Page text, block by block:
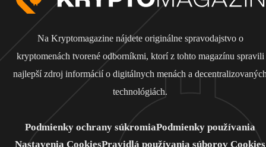
Na Kryptomagazine nájdete originálne spravodajstvo o
kryptomenách tvorené odborníkmi, ktorí z tohto magazínu spravili
najlepší zdroj informácií o digitálnych menách a
technológiách.
Podmienky ochrany súkromiaPodmienky používania
Nastavenia CookiesPravidlá používania súborov Cookies